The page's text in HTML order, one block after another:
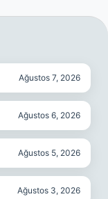
Ağustos 7, 2026
Ağustos 6, 2026
Ağustos 5, 2026
Ağustos 3, 2026